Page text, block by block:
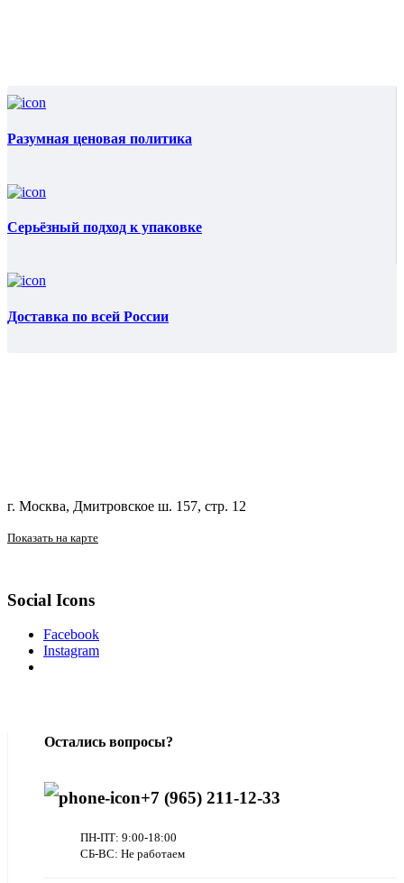
Разумная ценовая политика
Серьёзный подход к упаковке
Доставка по всей России
г. Москва, Дмитровское ш. 157, стр. 12
Показать на карте
Social Icons
Facebook
Instagram
Остались вопросы?
+7 (965) 211-12-33
ПН-ПТ: 9:00-18:00
СБ-ВС: Не работаем